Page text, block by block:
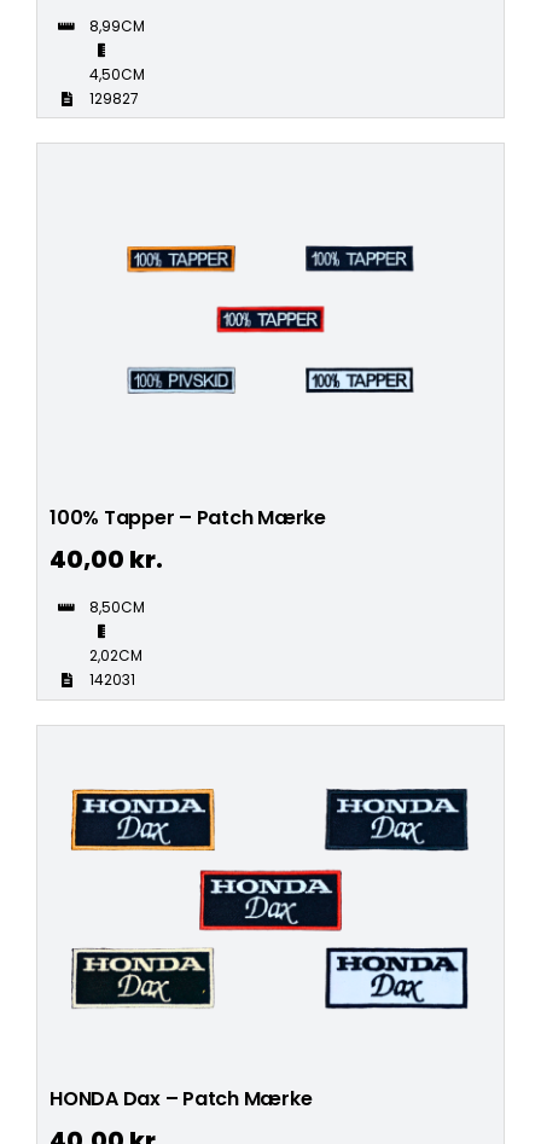
8,99CM
4,50CM
129827
100% Tapper – Patch Mærke
40,00 kr.
8,50CM
2,02CM
142031
HONDA Dax – Patch Mærke